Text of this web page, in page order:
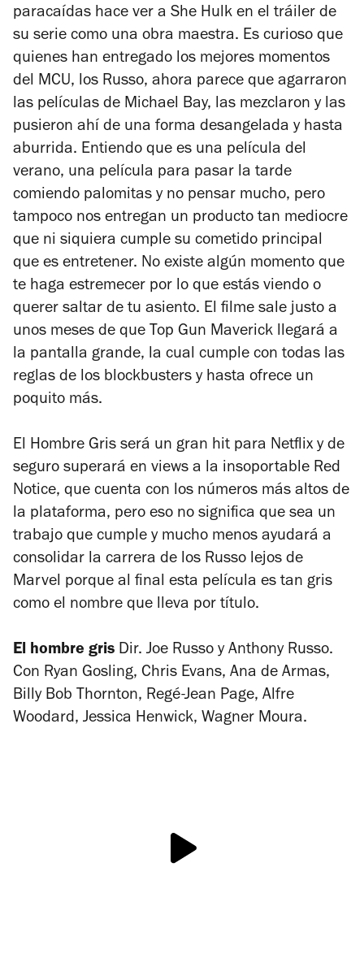
paracaídas hace ver a She Hulk en el tráiler de
su serie como una obra maestra. Es curioso que
quienes han entregado los mejores momentos
del MCU, los Russo, ahora parece que agarraron
las películas de Michael Bay, las mezclaron y las
pusieron ahí de una forma desangelada y hasta
aburrida. Entiendo que es una película del
verano, una película para pasar la tarde
comiendo palomitas y no pensar mucho, pero
tampoco nos entregan un producto tan mediocre
que ni siquiera cumple su cometido principal
que es entretener. No existe algún momento que
te haga estremecer por lo que estás viendo o
querer saltar de tu asiento. El filme sale justo a
unos meses de que Top Gun Maverick llegará a
la pantalla grande, la cual cumple con todas las
reglas de los blockbusters y hasta ofrece un
poquito más.
El Hombre Gris será un gran hit para Netflix y de
seguro superará en views a la insoportable Red
Notice, que cuenta con los números más altos de
la plataforma, pero eso no significa que sea un
trabajo que cumple y mucho menos ayudará a
consolidar la carrera de los Russo lejos de
Marvel porque al final esta película es tan gris
como el nombre que lleva por título.
El hombre gris Dir. Joe Russo y Anthony Russo.
Con Ryan Gosling, Chris Evans, Ana de Armas,
Billy Bob Thornton, Regé-Jean Page, Alfre
Woodard, Jessica Henwick, Wagner Moura.